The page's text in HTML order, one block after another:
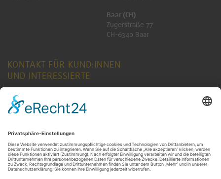
Baar (CH)
Zugerstraße 77
CH-6340 Baar
KONTAKT FÜR KUND:INNEN
UND INTERESSIERTE
KONTAKT FÜR RENTNER:INNEN